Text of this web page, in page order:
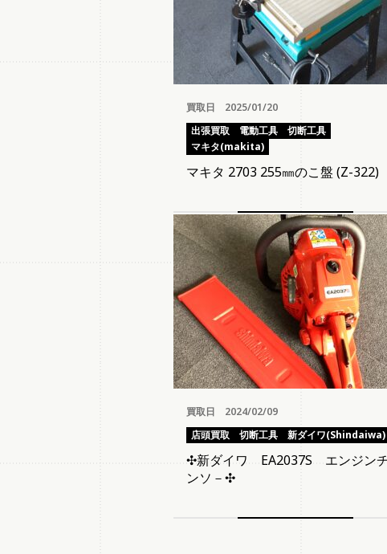
買取日 2025/01/20
出張買取
電動工具
切断工具
マキタ(makita)
マキタ 2703 255㎜のこ盤 (Z-322)
買取日 2024/02/09
店頭買取
切断工具 新ダイワ(Shindaiwa)
✣新ダイワ EA2037S エンジン
ンソ－✣